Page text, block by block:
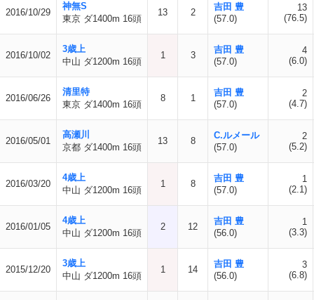
2016/10/29
神無S
東京 ダ1400m 16頭
13 2
吉田 豊
(57.0)
13
(76.5)
2016/10/02
3歳上
中山 ダ1200m 16頭
1 3
吉田 豊
(57.0)
4
(6.0)
2016/06/26
清里特
東京 ダ1400m 16頭
8 1
吉田 豊
(57.0)
2
(4.7)
2016/05/01
高瀬川
京都 ダ1400m 16頭
13 8
C.ルメール
(57.0)
2
(5.2)
2016/03/20
4歳上
中山 ダ1200m 16頭
1 8
吉田 豊
(57.0)
1
(2.1)
2016/01/05
4歳上
中山 ダ1200m 16頭
2 12
吉田 豊
(56.0)
1
(3.3)
2015/12/20
3歳上
中山 ダ1200m 16頭
1 14
吉田 豊
(56.0)
3
(6.8)